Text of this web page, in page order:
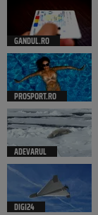
GANDUL.RO
PROSPORT.RO
ADEVARUL
DIGI24